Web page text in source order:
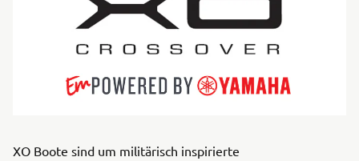
XO Boote sind um militärisch inspirierte